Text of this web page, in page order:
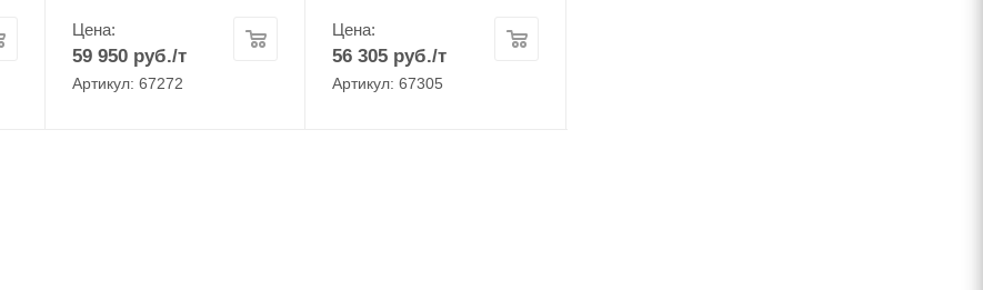
Цена:
59 950руб./т
Артикул: 67272
Цена:
56 305 руб./т
Артикул: 67305